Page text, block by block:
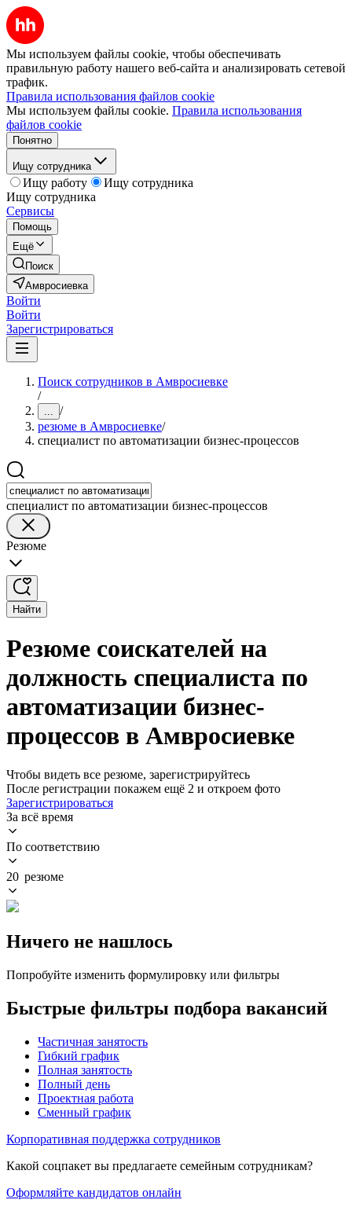
Мы используем файлы cookie, чтобы обеспечивать
правильную работу нашего веб-сайта и анализировать сетевой
трафик.
Правила использования файлов cookie
Мы используем файлы cookie. Правила использования
файлов cookie
Понятно
Ищу сотрудника
Ищу работу
Ищу сотрудника
Ищу сотрудника
Сервисы
Помощь
Ещё
Поиск
Амвросиевка
Войти
Войти
Зарегистрироваться
Поиск сотрудников в Амвросиевке
/
... /
резюме в Амвросиевке/
специалист по автоматизации бизнес-процессов
специалист по автоматизации бизнес-процессов
Резюме
Найти
Резюме соискателей на
должность специалиста по
автоматизации бизнес-
процессов в Амвросиевке
Чтобы видеть все резюме, зарегистрируйтесь
После регистрации покажем ещё 2 и откроем фото
Зарегистрироваться
За всё время
По соответствию
20 резюме
Ничего не нашлось
Попробуйте изменить формулировку или фильтры
Быстрые фильтры подбора вакансий
Частичная занятость
Гибкий график
Полная занятость
Полный день
Проектная работа
Сменный график
Корпоративная поддержка сотрудников
Какой соцпакет вы предлагаете семейным сотрудникам?
Оформляйте кандидатов онлайн